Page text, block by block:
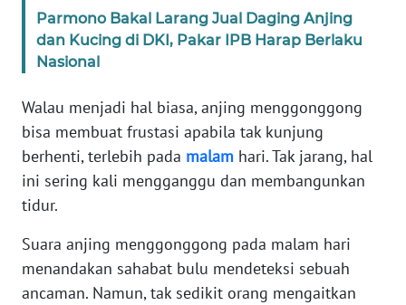
Parmono Bakal Larang Jual Daging Anjing
dan Kucing di DKI, Pakar IPB Harap Berlaku
Nasional
Walau menjadi hal biasa, anjing menggonggong
bisa membuat frustasi apabila tak kunjung
berhenti, terlebih pada malam hari. Tak jarang, hal
ini sering kali mengganggu dan membangunkan
tidur.
Suara anjing menggonggong pada malam hari
menandakan sahabat bulu mendeteksi sebuah
ancaman. Namun, tak sedikit orang mengaitkan
INFO
IKLAN
KAMI
PEDOMAN
MEDIA
SIBER
REDAKSI
KARIR